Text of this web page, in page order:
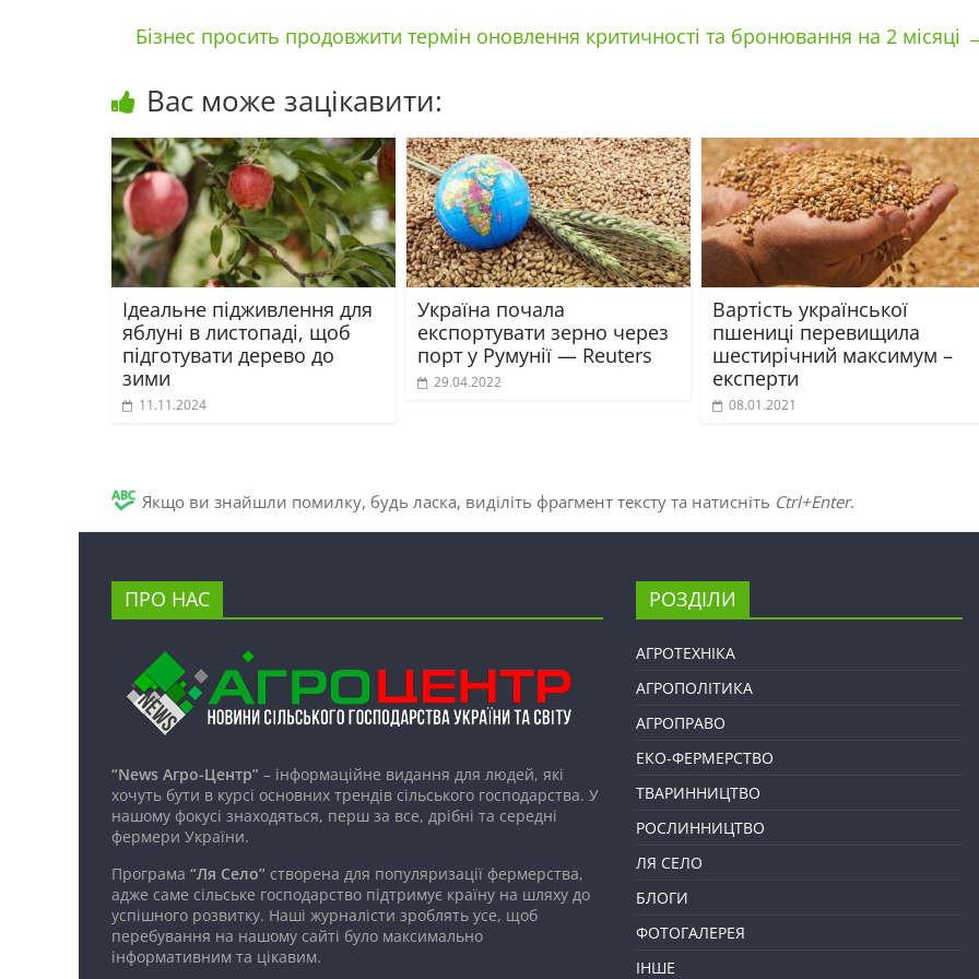
Бізнес просить продовжити термін оновлення критичності та бронювання на 2 місяці
Вас може зацікавити:
Ідеальне підживлення для
яблуні в листопаді, щоб
підготувати дерево до
зими
11.11.2024
Україна почала
експортувати зерно через
порт у Румунії — Reuters
29.04.2022
Вартість української
пшениці перевищила
шестирічний максимум –
експерти
08.01.2021
Якщо ви знайшли помилку, будь ласка, виділіть фрагмент тексту та натисніть Ctrl+Enter.
ПРО НАС
“News Агро-Центр” – інформаційне видання для людей, які
хочуть бути в курсі основних трендів сільського господарства. У
нашому фокусі знаходяться, перш за все, дрібні та середні
фермери України.
Програма “Ля Село” створена для популяризації фермерства,
адже саме сільське господарство підтримує країну на шляху до
успішного розвитку. Наші журналісти зроблять усе, щоб
перебування на нашому сайті було максимально
інформативним та цікавим.
РОЗДІЛИ
АГРОТЕХНІКА
АГРОПОЛІТИКА
АГРОПРАВО
ЕКО-ФЕРМЕРСТВО
ТВАРИННИЦТВО
РОСЛИННИЦТВО
ЛЯ СЕЛО
БЛОГИ
ФОТОГАЛЕРЕЯ
ІНШЕ